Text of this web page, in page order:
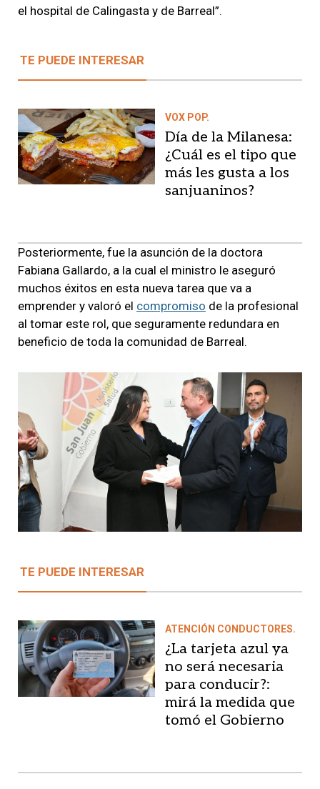
el hospital de Calingasta y de Barreal”.
TE PUEDE INTERESAR
VOX POP.
Día de la Milanesa:
¿Cuál es el tipo que
más les gusta a los
sanjuaninos?
Posteriormente, fue la asunción de la doctora
Fabiana Gallardo, a la cual el ministro le aseguró
muchos éxitos en esta nueva tarea que va a
emprender y valoró el compromiso de la profesional
al tomar este rol, que seguramente redundara en
beneficio de toda la comunidad de Barreal.
TE PUEDE INTERESAR
ATENCIÓN CONDUCTORES.
¿La tarjeta azul ya
no será necesaria
para conducir?:
mirá la medida que
tomó el Gobierno